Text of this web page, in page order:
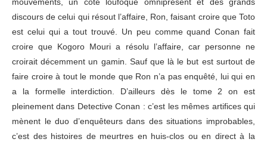
discours de celui qui résout l’affaire, Ron, faisant croire que Toto
est celui qui a tout trouvé. Un peu comme quand Conan fait
croire que Kogoro Mouri a résolu l’affaire, car personne ne
croirait décemment un gamin. Sauf que là le but est surtout de
faire croire à tout le monde que Ron n’a pas enquêté, lui qui en
a la formelle interdiction. D’ailleurs dès le tome 2 on est
pleinement dans Detective Conan : c’est les mêmes artifices qui
mènent le duo d’enquêteurs dans des situations improbables,
c’est des histoires de meurtres en huis-clos ou en direct à la